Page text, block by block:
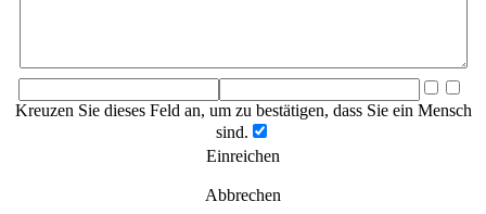
Kreuzen Sie dieses Feld an, um zu bestätigen, dass Sie ein Mensch
sind.
Einreichen
Abbrechen